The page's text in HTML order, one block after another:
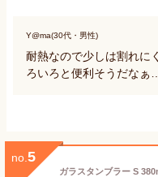
Y@ma(30代・男性)
耐熱なので少しは割れに
ろいろと便利そうだな
no. 5